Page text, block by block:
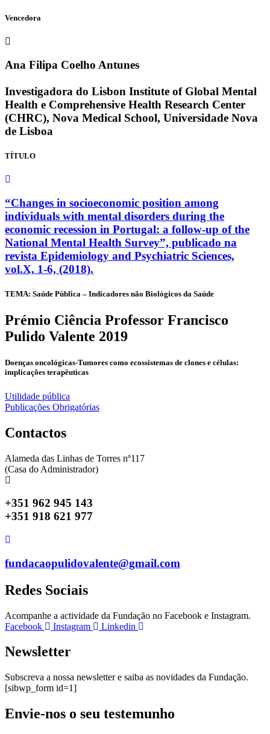
Vencedora
Ana Filipa Coelho Antunes
Investigadora do Lisbon Institute of Global Mental
Health e Comprehensive Health Research Center
(CHRC), Nova Medical School, Universidade Nova
de Lisboa
TÍTULO
“Changes in socioeconomic position among
individuals with mental disorders during the
economic recession in Portugal: a follow-up of the
National Mental Health Survey”, publicado na
revista Epidemiology and Psychiatric Sciences,
vol.X, 1-6, (2018).
TEMA: Saúde Pública – Indicadores não Biológicos da Saúde
Prémio Ciência Professor Francisco
Pulido Valente 2019
Doenças oncológicas-Tumores como ecossistemas de clones e células:
implicações terapêuticas
Navegação
de
artigos
Utilidade pública
Publicações Obrigatórias
Contactos
Alameda das Linhas de Torres nº117
(Casa do Administrador)
+351 962 945 143
+351 918 621 977
fundacaopulidovalente@gmail.com
Redes Sociais
Acompanhe a actividade da Fundação no Facebook e Instagram.
Facebook
Instagram Linkedin
Newsletter
Subscreva a nossa newsletter e saiba as novidades da Fundação.
[sibwp_form id=1]
Envie-nos o seu testemunho